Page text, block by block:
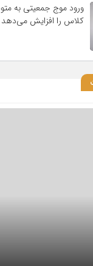
ورود موج جمعیتی به
کلاس را افزایش می‌دهد